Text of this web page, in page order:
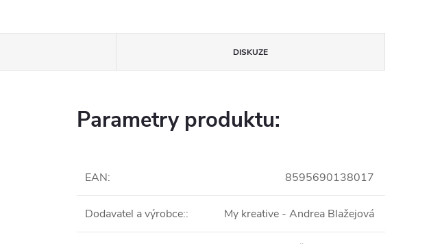
DISKUZE
Parametry produktu:
EAN: 8595690138017
Dodavatel a výrobce:: My kreative - Andrea Blažejová